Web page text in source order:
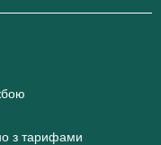
з тарифами